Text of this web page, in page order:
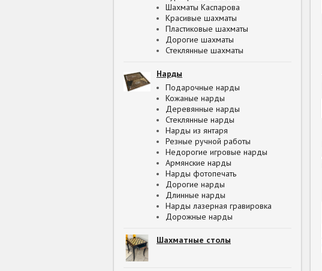
Шахматы Каспарова
Красивые шахматы
Пластиковые шахматы
Дорогие шахматы
Стеклянные шахматы
Нарды
Подарочные нарды
Кожаные нарды
Деревянные нарды
Стеклянные нарды
Нарды из янтаря
Резные ручной работы
Недорогие игровые нарды
Армянские нарды
Нарды фотопечать
Дорогие нарды
Длинные нарды
Нарды лазерная гравировка
Дорожные нарды
Шахматные столы